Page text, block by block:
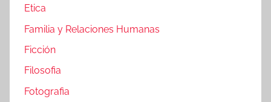
Etica
Familia y Relaciones Humanas
Ficción
Filosofia
Fotografia